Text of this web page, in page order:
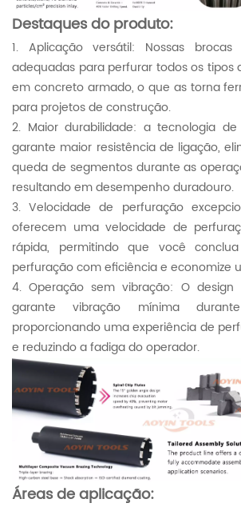
Destaques do produto:
1. Aplicação versátil: Nossas
adequadas para perfurar todos os tipos
em concreto armado, o que as torna
para projetos de construção.
2. Maior durabilidade: a tecnologia
garante maior resistência de ligação,
queda de segmentos durante as
resultando em desempenho duradouro.
3. Velocidade de perfuração
oferecem uma velocidade de
rápida, permitindo que você
perfuração com eficiência e economize
4. Operação sem vibração: O design
garante vibração mínima
proporcionando uma experiência de
e reduzindo a fadiga do operador.
Áreas de aplicação: